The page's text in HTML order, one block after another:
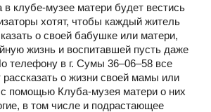
в клубе-музее матери будет вестись
хотят, чтобы каждый житель
о своей бабушке или матери,
жизнь и воспитавшей пусть даже
телефону в г. Сумы 36–06–58 все
о жизни своей мамы или
помощью Клуба-музея матери о них
в том числе и подрастающее